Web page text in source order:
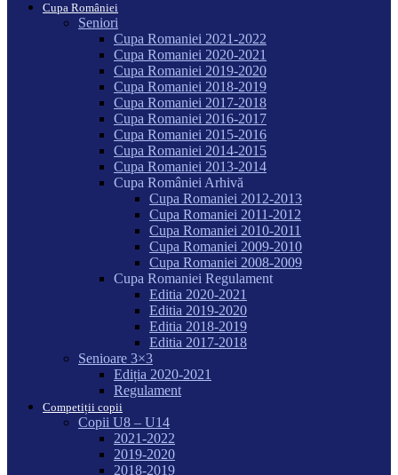
Cupa României
Seniori
Cupa Romaniei 2021-2022
Cupa Romaniei 2020-2021
Cupa Romaniei 2019-2020
Cupa Romaniei 2018-2019
Cupa Romaniei 2017-2018
Cupa Romaniei 2016-2017
Cupa Romaniei 2015-2016
Cupa Romaniei 2014-2015
Cupa Romaniei 2013-2014
Cupa României Arhivă
Cupa Romaniei 2012-2013
Cupa Romaniei 2011-2012
Cupa Romaniei 2010-2011
Cupa Romaniei 2009-2010
Cupa Romaniei 2008-2009
Cupa Romaniei Regulament
Editia 2020-2021
Editia 2019-2020
Editia 2018-2019
Editia 2017-2018
Senioare 3×3
Ediția 2020-2021
Regulament
Competiții copii
Copii U8 – U14
2021-2022
2019-2020
2018-2019